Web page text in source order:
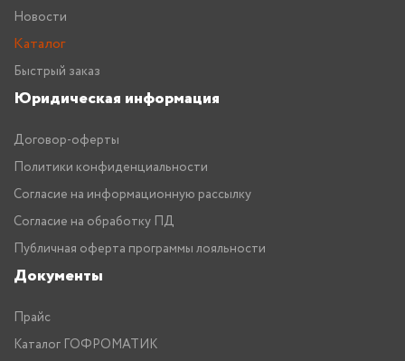
Новости
Каталог
Быстрый заказ
Юридическая информация
Договор-оферты
Политики конфиденциальности
Согласие на информационную рассылку
Согласие на обработку ПД
Публичная оферта программы лояльности
Документы
Прайс
Каталог ГОФРОМАТИК